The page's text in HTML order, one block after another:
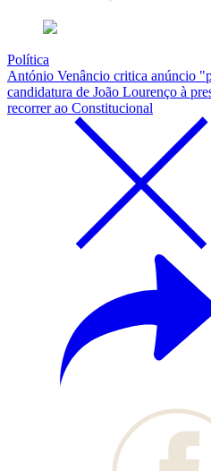
Política
António Venâncio critica anúncio
candidatura de João Lourenço à
recorrer ao Constitucional